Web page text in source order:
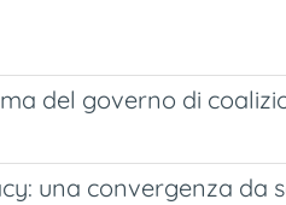
del governo di
una convergenza da